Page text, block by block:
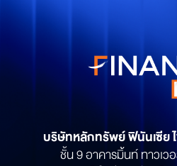
บริษัทหลักทรัพย์ฟินันเซีย
ชั้น 9 อาคารมิ้นท์ ทาวเว